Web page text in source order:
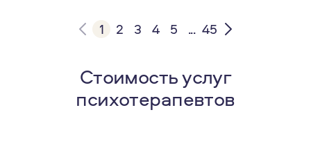
1 2 3 4 5 ... 45
Стоимость услуг
психотерапевтов